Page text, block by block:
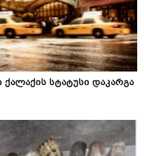
სტატუსი დაკარგა